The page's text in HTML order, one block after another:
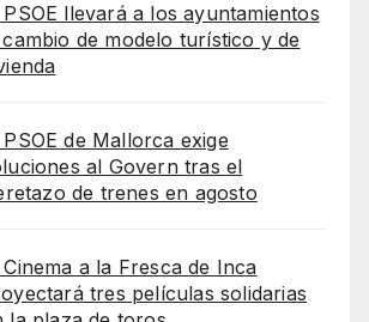
PSOE llevará a los ayuntamientos
de modelo turístico y de
PSOE de Mallorca exige
al Govern tras el
de trenes en agosto
Cinema a la Fresca de Inca
tres películas solidarias